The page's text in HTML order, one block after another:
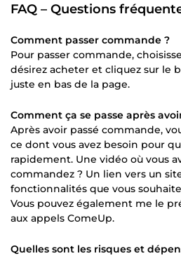
FAQ – Questions
Comment passer commande ?
Pour passer commande,
désirez acheter et cliquez sur le
juste en bas de la page.
Comment ça se passe après
Après avoir passé commande,
ce dont vous avez besoin pour
rapidement. Une vidéo où vous
commandez ? Un lien vers un
fonctionnalités que vous
Vous pouvez également me le
aux appels ComeUp.
Quelles sont les risques et